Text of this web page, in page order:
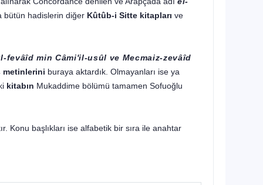
bütün hadislerin diğer Kûtûb-i Sitte kitapları ve
fevâîd min Câmi'il-usûl ve Mecmaiz-zevâîd
metinlerini buraya aktardık. Olmayanları ise ya
kitabın Mukaddime bölümü tamamen Sofuoğlu
Konu başlıkları ise alfabetik bir sıra ile anahtar